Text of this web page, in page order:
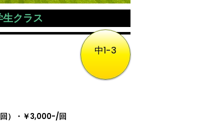
生クラス
）・￥3,000-/回
中1-3